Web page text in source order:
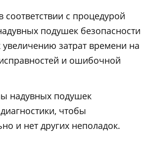
с процедурой
подушек безопасности
увеличению затрат времени на
и ошибочной
надувных подушек
чтобы
и нет других неполадок.